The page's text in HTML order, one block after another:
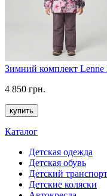
Зимний комплект
4 850 грн.
купить
Каталог
Детская одежда
Детская обувь
Детский транспорт
Детские коляски